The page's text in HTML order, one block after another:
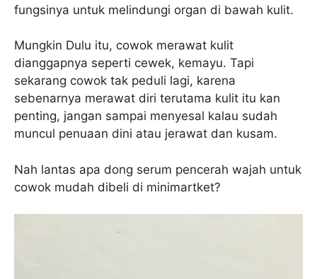
fungsinya untuk melindungi organ di bawah kulit.
Mungkin Dulu itu, cowok merawat kulit
dianggapnya seperti cewek, kemayu. Tapi
sekarang cowok tak peduli lagi, karena
sebenarnya merawat diri terutama kulit itu kan
penting, jangan sampai menyesal kalau sudah
muncul penuaan dini atau jerawat dan kusam.
Nah lantas apa dong serum pencerah wajah untuk
cowok mudah dibeli di minimartket?